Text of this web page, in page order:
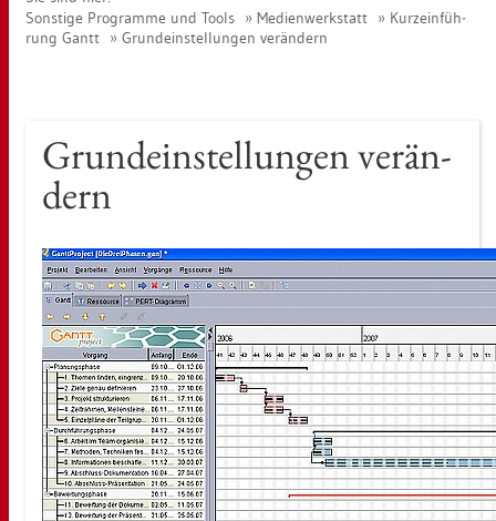
Sons­ti­ge Pro­gram­me und Tools
Me­di­en­werk­statt
Kurz­ein­füh­
rung Gantt
Grund­ein­stel­lun­gen ver­än­dern
Grund­ein­stel­lun­gen ver­än­
dern